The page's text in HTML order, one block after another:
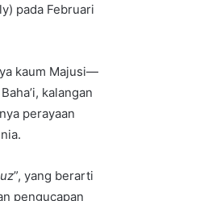
pada Februari
kaum Majusi—
kalangan
perayaan
”, yang berarti
pengucapan